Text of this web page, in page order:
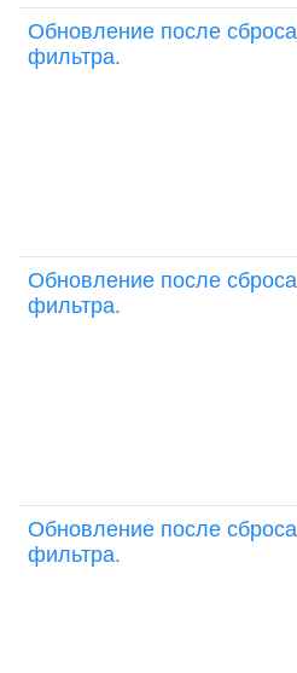
Обновление после сброса
фильтра.
Обновление после сброса
фильтра.
Обновление после сброса
фильтра.